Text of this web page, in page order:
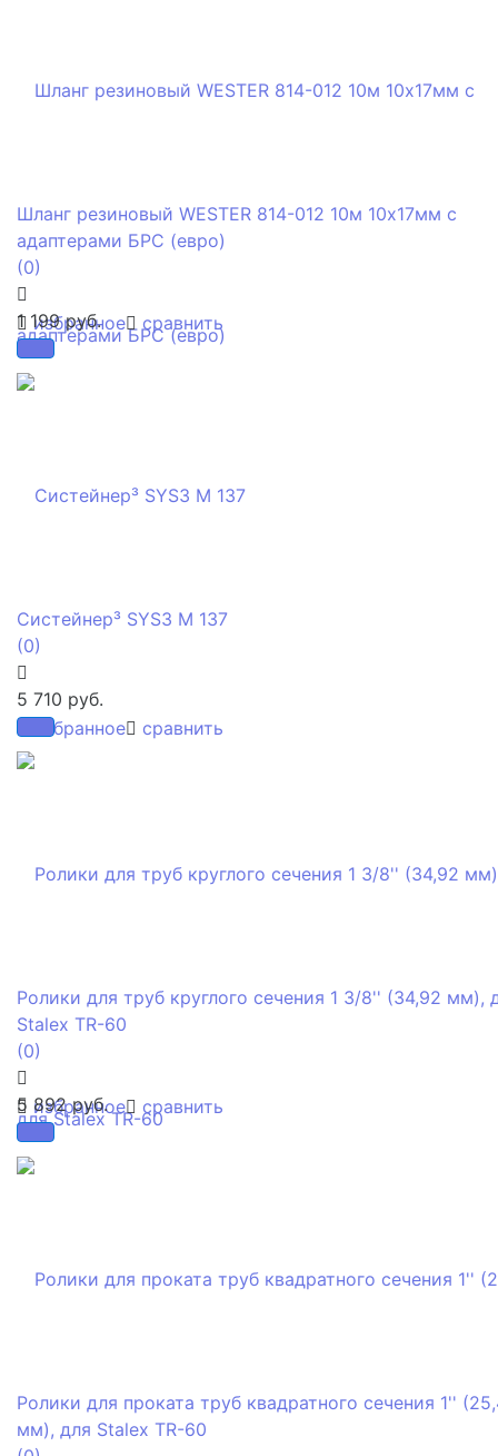
избранное сравнить
Шланг резиновый WESTER 814-012 10м 10x17мм с
адаптерами БРС (евро)
(0)
1 199 руб.
избранное сравнить
Систейнер³ SYS3 M 137
(0)
5 710 руб.
избранное сравнить
Ролики для труб круглого сечения 1 3/8'' (34,92 мм),
Stalex TR-60
(0)
5 892 руб.
Ролики для проката труб квадратного сечения 1''
мм), для Stalex TR-60